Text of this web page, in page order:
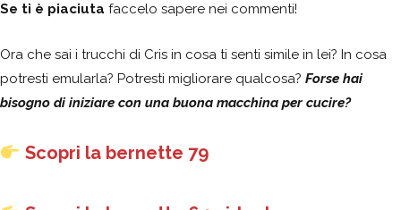
Se ti è piaciuta faccelo sapere nei commenti!
Ora che sai i trucchi di Cris in cosa ti senti simile in lei? In cosa
potresti emularla? Potresti migliorare qualcosa? Forse hai
bisogno di iniziare con una buona macchina per cucire?
Scopri la bernette 79